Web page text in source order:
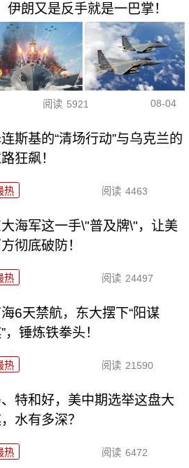
朗又是反手就是一巴掌！
阅读 5921 08-04
斯基的“清场行动”与乌克兰的
狂飙！
热 阅读 4463
海军这一手\"普及牌\"，让美
彻底破防！
热 阅读 24497
6天禁航，东大摆下“阳谋
，锤炼铁拳头！
热 阅读 21590
特和好，美中期选举这盘大
水有多深？
热 阅读 6472